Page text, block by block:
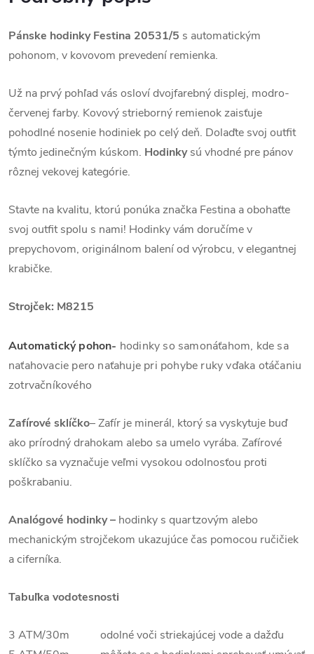
Pánske hodinky Festina 20531/5 s automatickým
pohonom, v kovovom prevedení remienka.
Už na prvý pohľad vás osloví dvojfarebný displej, modro-
červenej farby. Kovový strieborný remienok zaisťuje
pohodlné nosenie hodiniek po celý deň. Dolaďte svoj outfit
týmto jedinečným kúskom. Hodinkysú vhodné pre pánov
rôznej vekovej kategórie.
Stavte na kvalitu, ktorú ponúka značka Festina a obohaťte
svoj outfit spolu s nami! Hodinky vám doručíme v
prepychovom, originálnom balení od výrobcu, v elegantnej
krabičke.
Strojček: M8215
Automatický pohon- hodinky so samonáťahom, kde sa
naťahovacie pero naťahuje pri pohybe ruky vďaka otáčaniu
zotrvačníkového
Zafírové sklíčko–Zafír je minerál, ktorý sa vyskytuje buď
ako prírodný drahokam alebo sa umelo vyrába. Zafírové
sklíčko sa vyznačuje veľmi vysokou odolnosťou proti
poškrabaniu.
Analógové hodinky – hodinky s quartzovým alebo
mechanickým strojčekom ukazujúce čas pomocou ručičiek
a ciferníka.
Tabuľka vodotesnosti
3 ATM/30m odolné voči striekajúcej vode a dažďu